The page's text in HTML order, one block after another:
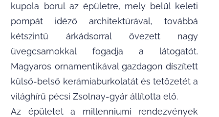
kupola borul az épületre, mely belül keleti
pompát idéző architektúrával, továbbá
kétszintű árkádsorral övezett nagy
üvegcsarnokkal fogadja a látogatót.
Magyaros ornamentikával gazdagon díszített
külső-belső kerámiaburkolatát és tetőzetét a
világhírű pécsi Zsolnay-gyár állította elő.
Az épületet a millenniumi rendezvények